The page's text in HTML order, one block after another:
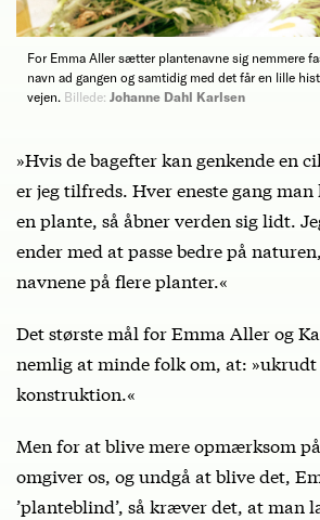
For Emma Aller sætter plantenavne sig nemmere
navn ad gangen og samtidig med det får en lille
vejen. Billede: Johanne Dahl Karlsen
»Hvis de bagefter kan genkende en
er jeg tilfreds. Hver eneste gang
en plante, så åbner verden sig lidt.
ender med at passe bedre på
navnene på flere planter.«
Det største mål for Emma Aller og
nemlig at minde folk om, at: »ukrudt
konstruktion.«
Men for at blive mere opmærksom
omgiver os, og undgå at blive det,
’planteblind’, så kræver det, at man